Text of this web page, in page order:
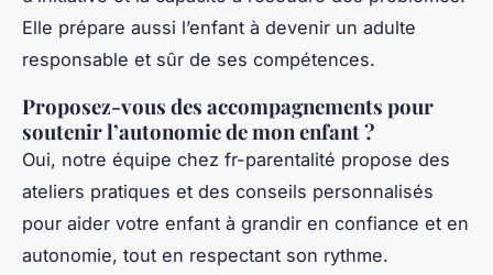
Elle prépare aussi l’enfant à devenir un adulte
responsable et sûr de ses compétences.
Proposez-vous des accompagnements pour
soutenir l’autonomie de mon enfant ?
Oui, notre équipe chez fr-parentalité propose des
ateliers pratiques et des conseils personnalisés
pour aider votre enfant à grandir en confiance et en
autonomie, tout en respectant son rythme.